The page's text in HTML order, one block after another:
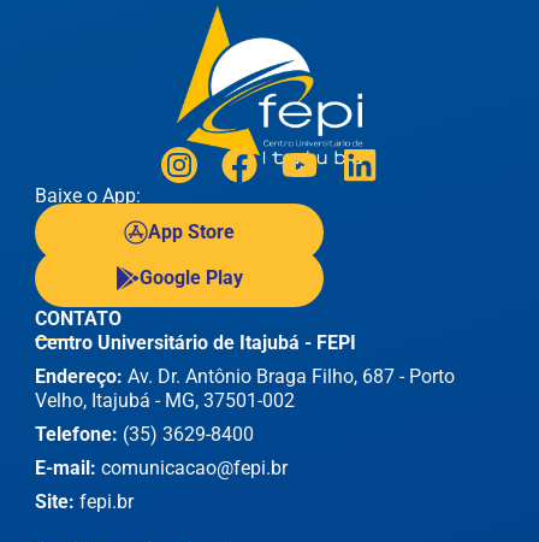
Baixe o App:
App Store
Google Play
CONTATO
Centro Universitário de Itajubá - FEPI
Endereço: Av. Dr. Antônio Braga Filho, 687 - Porto
Velho, Itajubá - MG, 37501-002
Telefone: (35) 3629-8400
E-mail: comunicacao@fepi.br
Site: fepi.br